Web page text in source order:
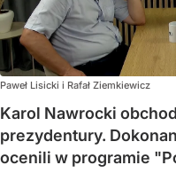
Paweł Lisicki i Rafał Ziemkiewicz
Karol Nawrocki
prezydentury.
ocenili w programie